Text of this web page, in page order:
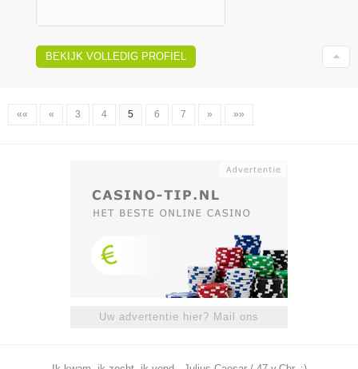
BEKIJK VOLLEDIG PROFIEL
«« « 3 4 5 6 7 » »»
Uw advertentie hier? Mail ons